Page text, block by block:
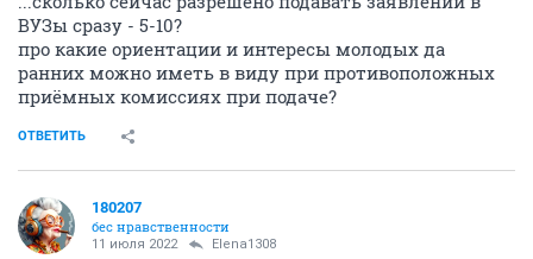
ВУЗы сразу - 5-10?
про какие ориентации и интересы молодых да
ранних можно иметь в виду при противоположных
приёмных комиссиях при подаче?
ОТВЕТИТЬ
180207
бес нравственности
11 июля 2022 Elena1308